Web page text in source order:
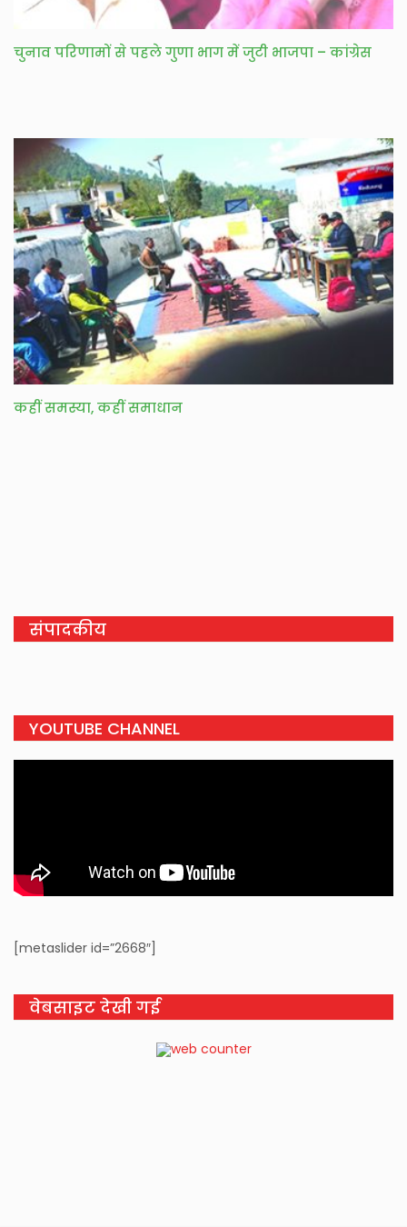
चुनाव परिणामों से पहले गुणा भाग में जुटी भाजपा – कांग्रेस
कहीं समस्या, कहीं समाधान
संपादकीय
YOUTUBE CHANNEL
[metaslider id=”2668″]
वेबसाइट देखी गई